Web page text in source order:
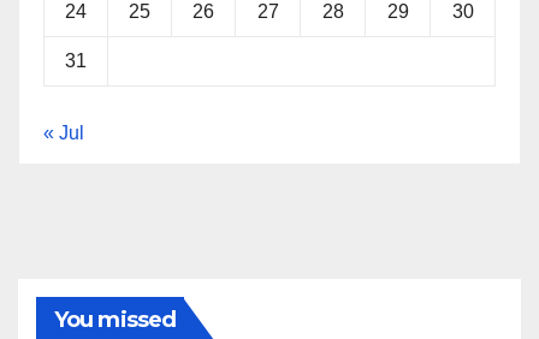
24 25 26 27 28 29 30
31
« Jul
You missed